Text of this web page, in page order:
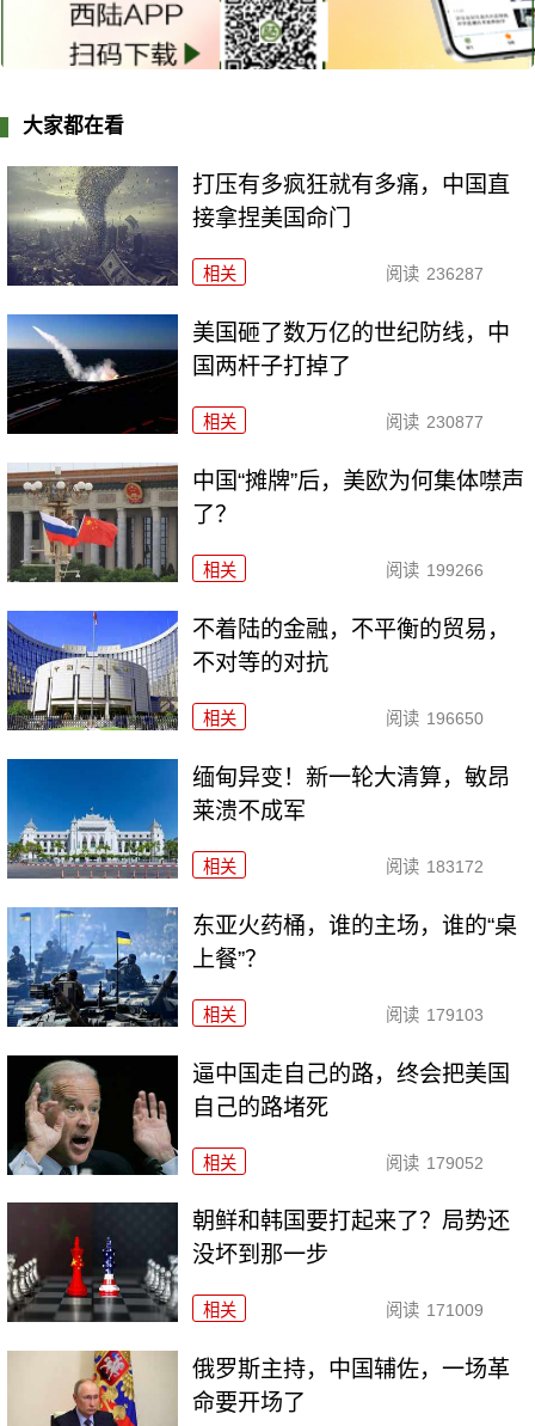
大家都在看
打压有多疯狂就有多痛，中国直
接拿捏美国命门
相关 阅读 236287
美国砸了数万亿的世纪防线，中
国两杆子打掉了
相关 阅读 230877
中国“摊牌”后，美欧为何集体噤声
了？
相关 阅读 199266
不着陆的金融，不平衡的贸易，
不对等的对抗
相关 阅读 196650
缅甸异变！新一轮大清算，敏昂
莱溃不成军
相关 阅读 183172
东亚火药桶，谁的主场，谁的“桌
上餐”？
相关 阅读 179103
逼中国走自己的路，终会把美国
自己的路堵死
相关 阅读 179052
朝鲜和韩国要打起来了？局势还
没坏到那一步
相关 阅读 171009
俄罗斯主持，中国辅佐，一场革
命要开场了